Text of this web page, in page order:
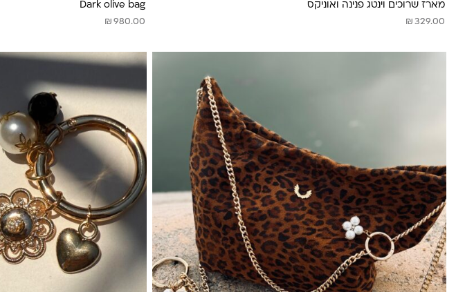
מארז שרוכים וינטג פנינה ואוניקס
₪ 329.00
Dark olive bag
₪ 980.00